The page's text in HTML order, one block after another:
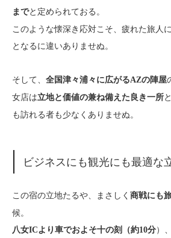
までと定められておる。
このような懐深き応対こそ、疲れた旅人
となるに違いありませぬ。
そして、 全国津々浦々に広がるAZの陣屋
女店は立地と価値の兼ね備えた良き一所
も訪れる者も少なくありませぬ。
ビジネスにも観光にも最適な
この宿の立地たるや、まさしく 商戦にも
候。
八女ICより車でおよそ十の刻（約10分）